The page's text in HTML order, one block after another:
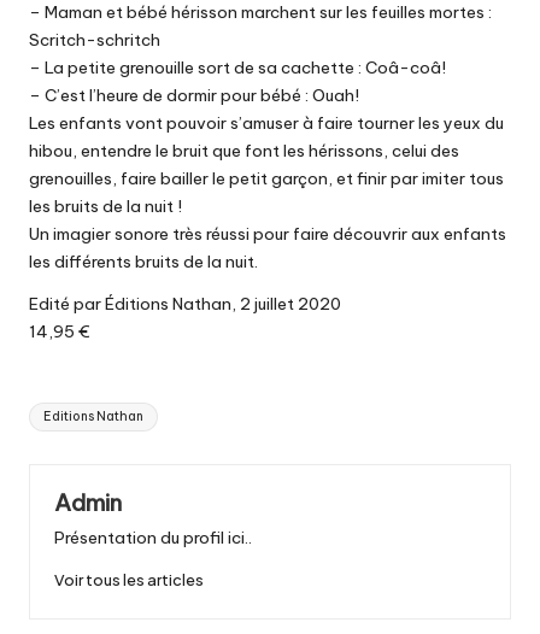
– Maman et bébé hérisson marchent sur les feuilles mortes :
Scritch-schritch
– La petite grenouille sort de sa cachette : Coâ-coâ!
– C’est l’heure de dormir pour bébé : Ouah!
Les enfants vont pouvoir s’amuser à faire tourner les yeux du
hibou, entendre le bruit que font les hérissons, celui des
grenouilles, faire bailler le petit garçon, et finir par imiter tous
les bruits de la nuit !
Un imagier sonore très réussi pour faire découvrir aux enfants
les différents bruits de la nuit.
Edité par Éditions Nathan, 2 juillet 2020
14,95 €
Tags:
Editions Nathan
Admin
Présentation du profil ici..
Voir tous les articles